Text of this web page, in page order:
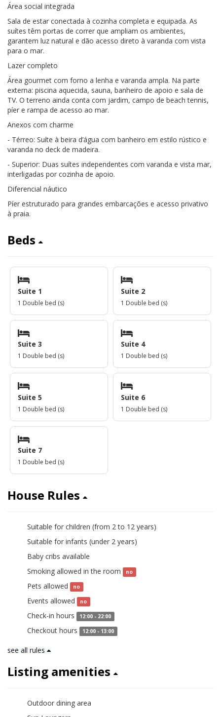
Área social integrada
Sala de estar conectada à cozinha completa e equipada. As
suítes têm portas de correr que ampliam os ambientes,
garantem luz natural e dão acesso direto à varanda com vista
para o mar.
Lazer completo
Área gourmet com forno a lenha e varanda ampla. Na parte
externa: piscina aquecida, sauna, banheiro de apoio e sala de
TV. O terreno ainda conta com jardim, campo de beach tennis,
píer e rampa de acesso ao mar.
Anexos com charme
- Térreo: Suíte à beira d’água com banheiro em estilo rústico e
varanda no deck de madeira.
- Superior: Duas suítes independentes com varanda e vista mar,
interligadas por cozinha de apoio.
Diferencial náutico
Píer estruturado para grandes embarcações e acesso privativo
à praia.
Beds
Suite 1
1 Double bed (s)
Suite 2
1 Double bed (s)
Suite 3
1 Double bed (s)
Suite 4
1 Double bed (s)
Suite 5
1 Double bed (s)
Suite 6
1 Double bed (s)
Suite 7
1 Double bed (s)
House Rules
Suitable for children (from 2 to 12 years)
Suitable for infants (under 2 years)
Baby cribs available
Smoking allowed in the room no
Pets allowed no
Events allowed no
Check-in hours 12:00 - 22:00
Checkout hours 12:00 - 13:00
see all rules
Listing amenities
Outdoor dining area